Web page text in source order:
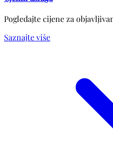
Pogledajte cijene za
Saznajte više